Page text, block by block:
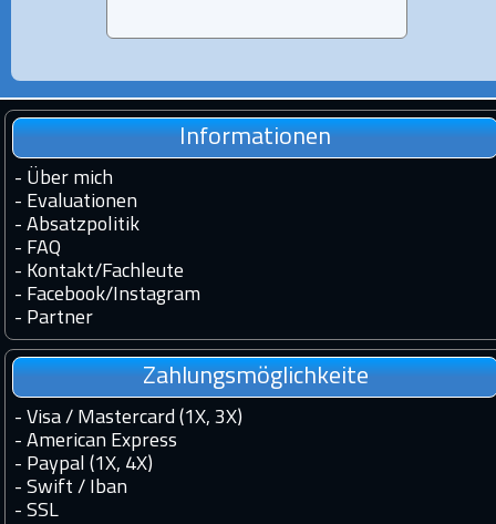
Informationen
- Über mich
- Evaluationen
- Absatzpolitik
- FAQ
- Kontakt/Fachleute
- Facebook/Instagram
- Partner
Zahlungsmöglichkeite
- Visa / Mastercard (1X, 3X)
- American Express
- Paypal (1X, 4X)
- Swift / Iban
- SSL